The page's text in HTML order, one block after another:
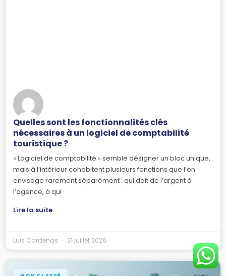
Quelles sont les fonctionnalités clés
nécessaires à un logiciel de comptabilité
touristique ?
« Logiciel de comptabilité » semble désigner un bloc unique,
mais à l’intérieur cohabitent plusieurs fonctions que l’on
envisage rarement séparément : qui doit de l’argent à
l’agence, à qui
Lire la suite
Luis Cardenas 21 juillet 2026